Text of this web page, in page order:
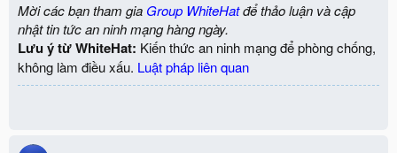
Mời các bạn tham gia Group WhiteHatđể thảo luận và cập
nhật tin tức an ninh mạng hàng ngày.
Lưu ý từ WhiteHat: Kiến thức an ninh mạng để phòng chống,
không làm điều xấu. Luật pháp liên quan